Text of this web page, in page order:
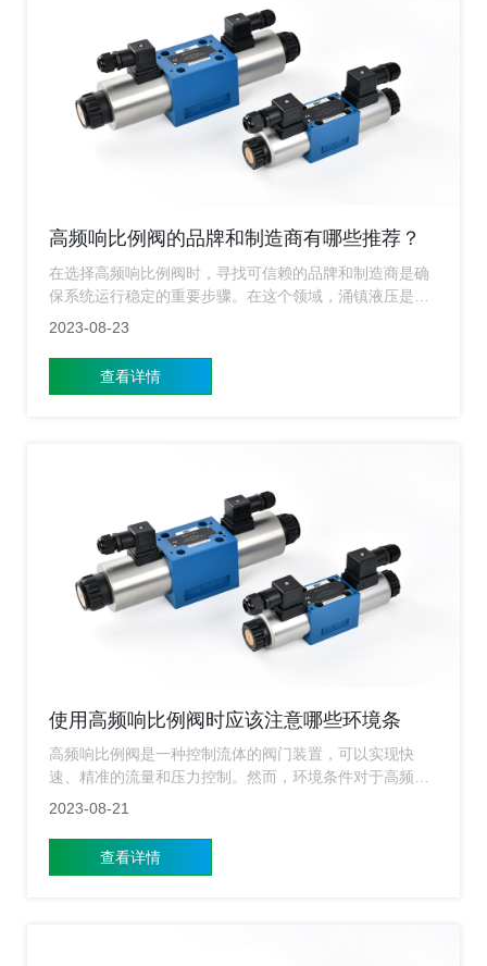
高频响比例阀的品牌和制造商有哪些推荐？
在选择高频响比例阀时，寻找可信赖的品牌和制造商是确
保系统运行稳定的重要步骤。在这个领域，涌镇液压是一
个备受推崇的品牌，以其卓越的品质、先进的技术和广泛
液压这个品牌的一些相关信息。
2023-08-23
查看详情
使用高频响比例阀时应该注意哪些环境条
件？
高频响比例阀是一种控制流体的阀门装置，可以实现快
速、精准的流量和压力控制。然而，环境条件对于高频响
比例阀的性能和寿命具有直接影响。在使用高频响比例阀
给广大用户简单的介绍一下。
2023-08-21
查看详情